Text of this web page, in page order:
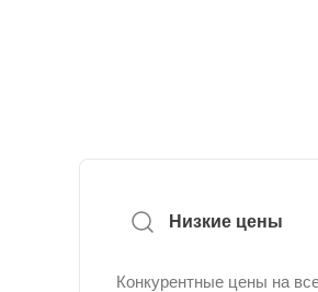
Низкие цены
Конкурентные цены на